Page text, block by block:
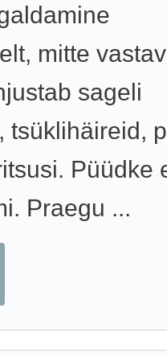
mitte
sageli
tsüklihäireid,
Püüdke
Praegu ...